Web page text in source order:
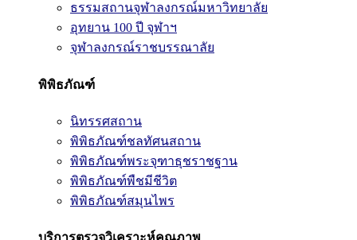
ธรรมสถานจุฬาลงกรณ์มหาวิทยาลัย
อุทยาน 100 ปี จุฬาฯ
จุฬาลงกรณ์ราชบรรณาลัย
พิพิธภัณฑ์
นิทรรศสถาน
พิพิธภัณฑ์ชลทัศนสถาน
พิพิธภัณฑ์พระจุฑาธุชราชฐาน
พิพิธภัณฑ์พืชมีชีวิต
พิพิธภัณฑ์สมุนไพร